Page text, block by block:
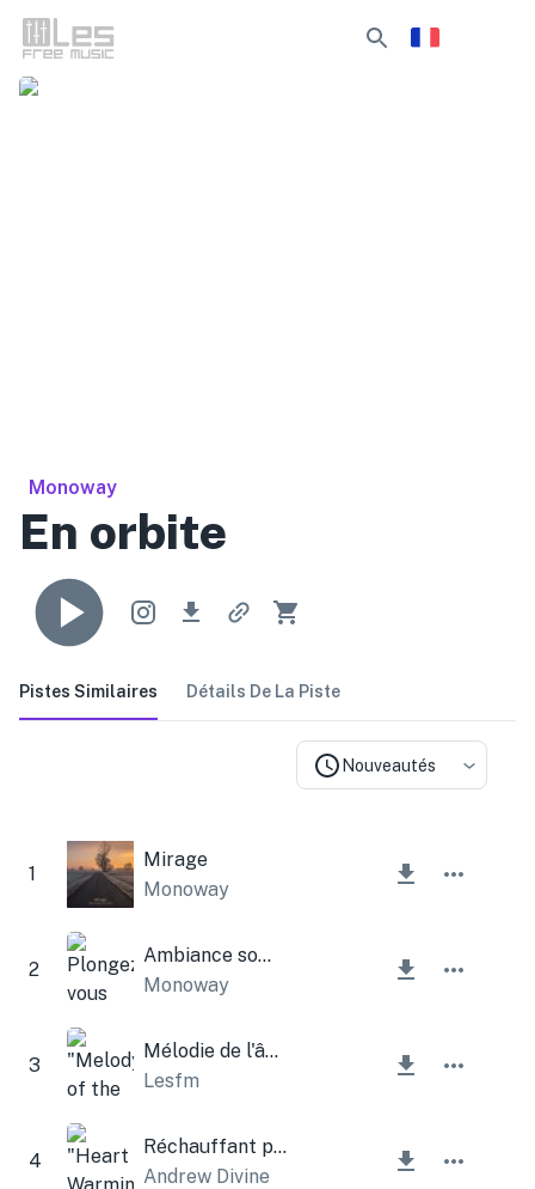
Monoway
En orbite
Pistes Similaires Détails De La Piste
Nouveautés
1
Mirage
Monoway
2
Ambiance sombre
Monoway
3
Mélodie de l'âme
Lesfm
4
Réchauffant pour le cœur
Andrew Divine